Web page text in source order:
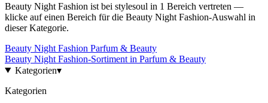
Beauty Night Fashion ist bei stylesoul in 1 Bereich vertreten —
klicke auf einen Bereich für die Beauty Night Fashion-Auswahl in
dieser Kategorie.
Beauty Night Fashion Parfum & Beauty
Beauty Night Fashion-Sortiment in Parfum & Beauty
Kategorien▾
Kategorien